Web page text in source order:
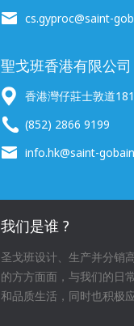
cs.gyproc@saint-
聖戈班香港有限公司
香港灣仔莊士敦道
(852) 2866 9199
info.hk@saint-
我们是谁 ?
圣戈班设计、生产并分销
的方方面面，与我们的日
和品质生活，同时也积极